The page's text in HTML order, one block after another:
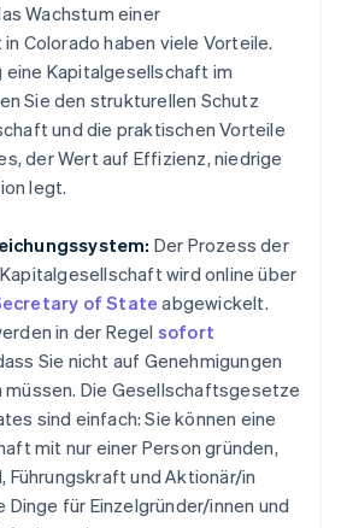
Wachstum einer
Colorado haben viele Vorteile.
eine Kapitalgesellschaft im
Sie den strukturellen Schutz
und die praktischen Vorteile
der Wert auf Effizienz, niedrige
legt.
Der Prozess der
wird online über
of State abgewickelt.
in der Regel sofort
Sie nicht auf Genehmigungen
müssen. Die Gesellschaftsgesetze
sind einfach: Sie können eine
mit nur einer Person gründen,
Führungskraft und Aktionär/in
Dinge für Einzelgründer/innen und